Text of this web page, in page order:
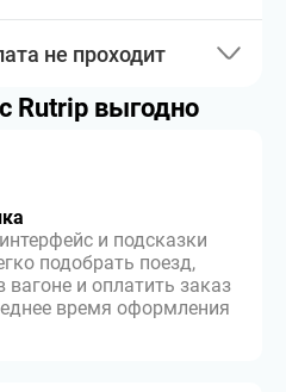
не проходит
Rutrip выгодно
и подсказки
подобрать поезд,
и оплатить заказ
время оформления